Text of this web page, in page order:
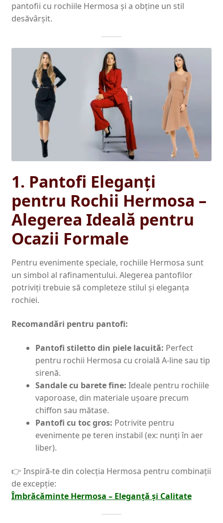
pantofii cu rochiile Hermosa și a obține un stil
desăvârșit.
1. Pantofi Eleganți
pentru Rochii Hermosa –
Alegerea Ideală pentru
Ocazii Formale
Pentru evenimente speciale, rochiile Hermosa sunt
un simbol al rafinamentului. Alegerea pantofilor
potriviți trebuie să completeze stilul și eleganța
rochiei.
Recomandări pentru pantofi:
Pantofi stiletto din piele lacuită: Perfect
pentru rochii Hermosa cu croială A-line sau tip
sirenă.
Sandale cu barete fine: Ideale pentru rochiile
vaporoase, din materiale ușoare precum
chiffon sau mătase.
Pantofi cu toc gros: Potrivite pentru
evenimente pe teren instabil (ex: nunți în aer
liber).
👉 Inspiră-te din colecția Hermosa pentru combinații
de excepție:
Îmbrăcăminte Hermosa – Eleganță și Calitate